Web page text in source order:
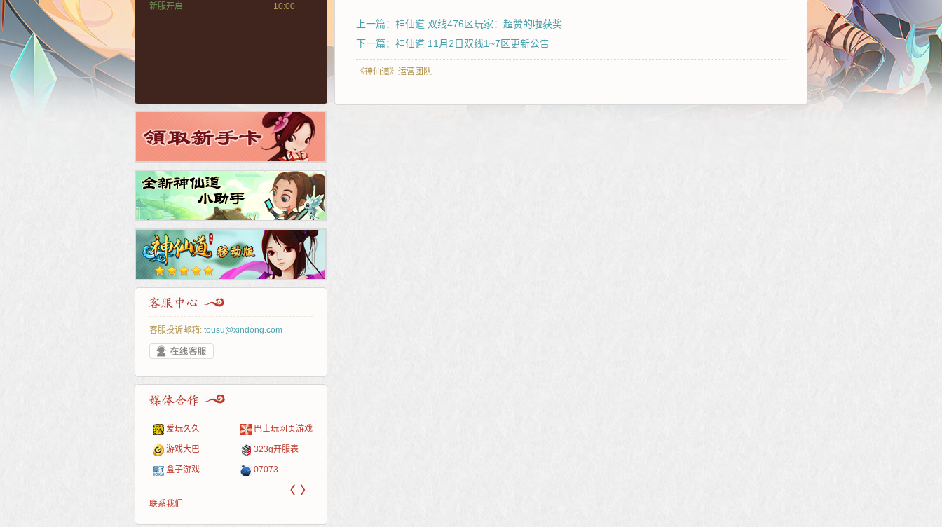
新服开启 10:00
客服投诉邮箱: tousu@xindong.com
爱玩久久 巴士玩网页游戏
游戏大巴 323g开服表
盒子游戏 07073
〈 〉
联系我们
上一篇：神仙道 双线476区玩家：超赞的啦获奖
下一篇：神仙道 11月2日双线1~7区更新公告
《神仙道》运营团队